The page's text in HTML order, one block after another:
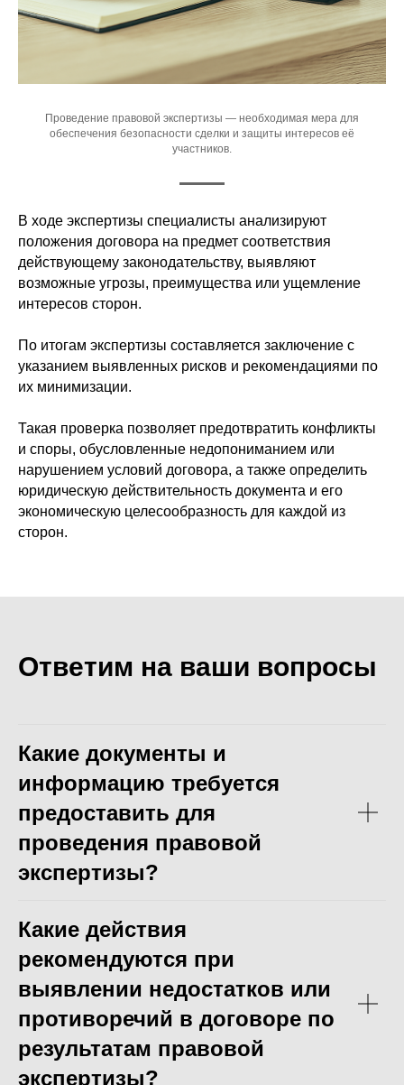
Проведение правовой экспертизы — необходимая мера для
обеспечения безопасности сделки и защиты интересов её
участников.
В ходе экспертизы специалисты анализируют
положения договора на предмет соответствия
действующему законодательству, выявляют
возможные угрозы, преимущества или ущемление
интересов сторон.
По итогам экспертизы составляется заключение с
указанием выявленных рисков и рекомендациями по
их минимизации.
Такая проверка позволяет предотвратить конфликты
и споры, обусловленные недопониманием или
нарушением условий договора, а также определить
юридическую действительность документа и его
экономическую целесообразность для каждой из
сторон.
Ответим на ваши вопросы
Какие документы и
информацию требуется
предоставить для
проведения правовой
экспертизы?
Какие действия
рекомендуются при
выявлении недостатков или
противоречий в договоре по
результатам правовой
экспертизы?